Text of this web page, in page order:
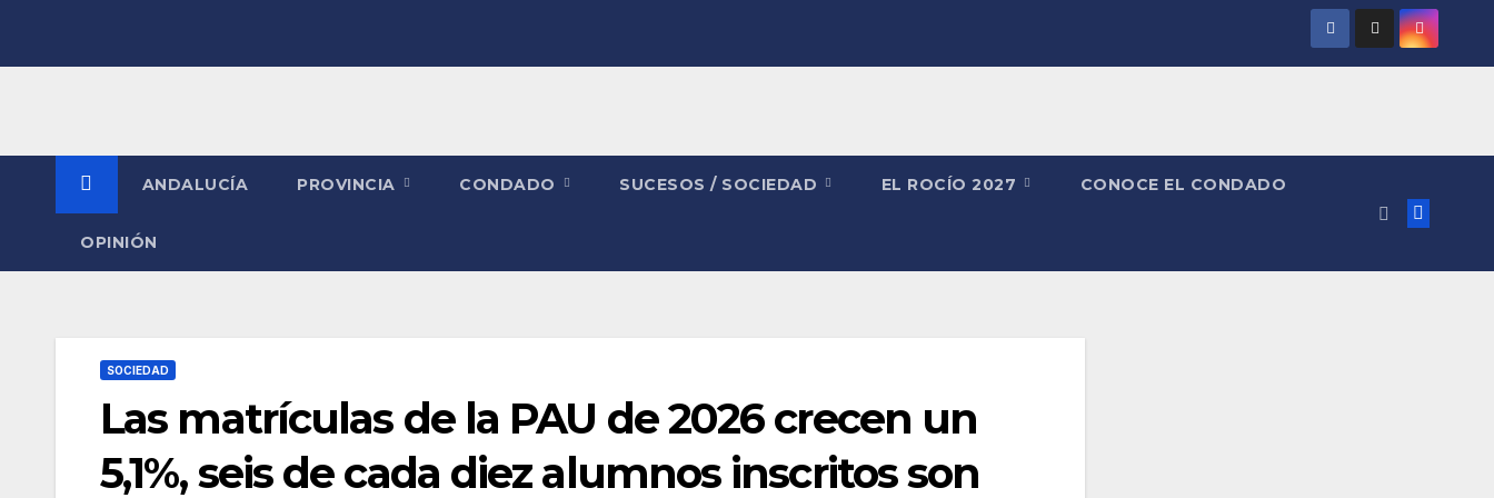
ANDALUCÍA PROVINCIA CONDADO SUCESOS / SOCIEDAD EL ROCÍO 2027 CONOCE EL CONDADO
OPINIÓN
SOCIEDAD
Las matrículas de la PAU de 2026 crecen un
5,1%, seis de cada diez alumnos inscritos son